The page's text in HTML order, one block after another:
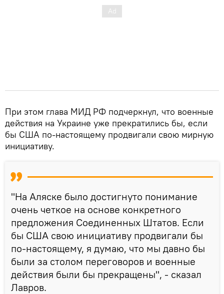
При этом глава МИД РФ подчеркнул, что военные
действия на Украине уже прекратились бы, если
бы США по-настоящему продвигали свою мирную
инициативу.
"На Аляске было достигнуто понимание
очень четкое на основе конкретного
предложения Соединенных Штатов. Если
бы США свою инициативу продвигали бы
по-настоящему, я думаю, что мы давно бы
были за столом переговоров и военные
действия были бы прекращены", - сказал
Лавров.